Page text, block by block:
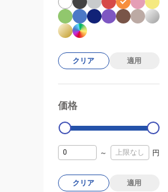
クリア 適用
価格
0
～ 円
クリア 適用